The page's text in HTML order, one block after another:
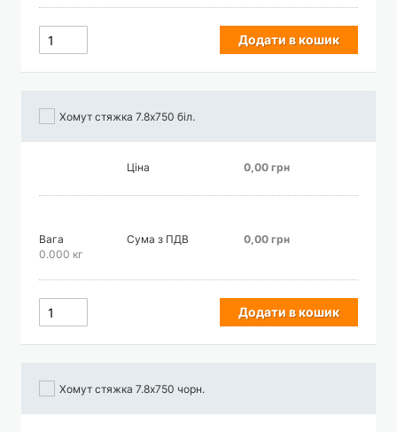
Додати в кошик
Хомут стяжка 7.8х750 біл.
Ціна 0,00 грн
Вага
0.000 кг
Сума з ПДВ 0,00 грн
Додати в кошик
Хомут стяжка 7.8х750 чорн.